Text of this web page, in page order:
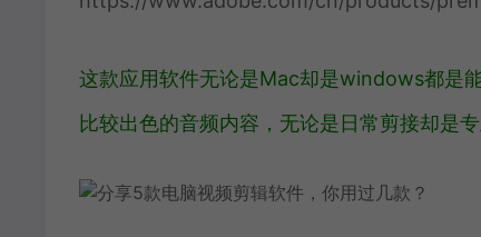
这款应用软件无论是Mac却是windows都是
比较出色的音频内容，无论是日常剪接却是